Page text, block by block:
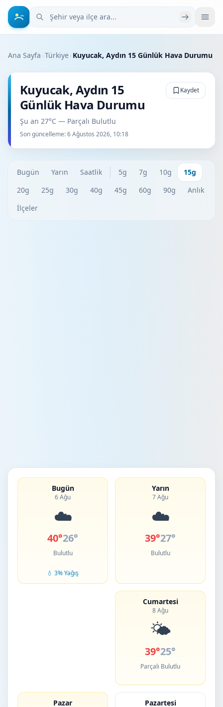
Şehir veya ilçe ara
Ana Sayfa ›Türkiye› Kuyucak, Aydın 15 Günlük Hava Durumu
Kuyucak, Aydın 15
Günlük Hava Durumu
Şu an 27°C — Parçalı Bulutlu
Son güncelleme:6 Ağustos 2026, 10:18
Kaydet
Bugün Yarın Saatlik 5g 7g 10g
15g
20g
25g 30g 40g 45g 60g 90g
Anlık
İlçeler
Bugün
6 Ağu
☁️
40°26°
Bulutlu
💧 3% Yağış
Yarın
7 Ağu
☁️
39°27°
Bulutlu
Cumartesi
8 Ağu
🌤️
39°25°
Parçalı Bulutlu
Pazar Pazartesi